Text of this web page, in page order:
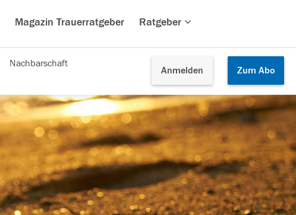
Magazin Trauerratgeber Ratgeber
Anmelden Zum Abo
Nachbarschaft